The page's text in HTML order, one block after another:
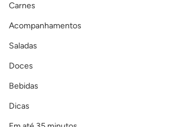
Carnes
Acompanhamentos
Saladas
Doces
Bebidas
Dicas